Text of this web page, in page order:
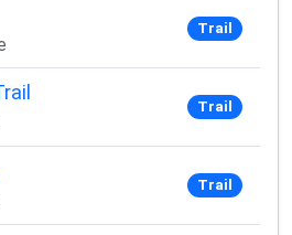
💪
vous désinscrire à tout
Trail
Trail
Trail